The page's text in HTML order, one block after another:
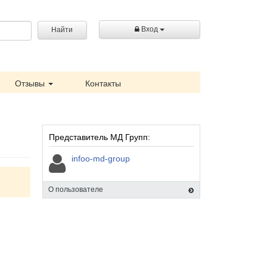
Найти Вход
Отзывы Контакты
Представитель МД Групп:
infoo-md-group
О пользователе